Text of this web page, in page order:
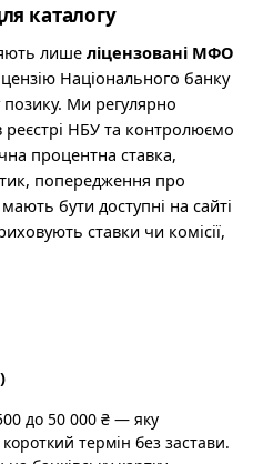
каталогу
лише ліцензовані МФО
Національного банку
Ми регулярно
реєстрі НБУ та контролюємо
процентна ставка,
попередження про
бути доступні на сайті
ставки чи комісії,
до 50 000 ₴ — яку
термін без застави.